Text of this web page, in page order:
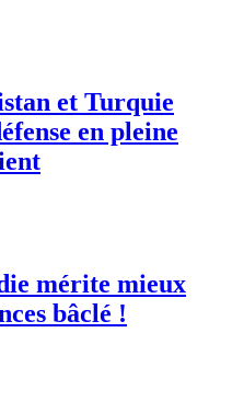
et Turquie
en pleine
mérite mieux
bâclé !